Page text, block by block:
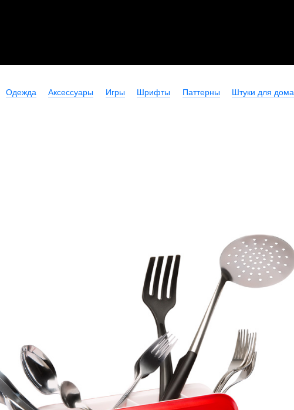
Одежда Аксессуары Игры Шрифты Паттерны Штуки для дома